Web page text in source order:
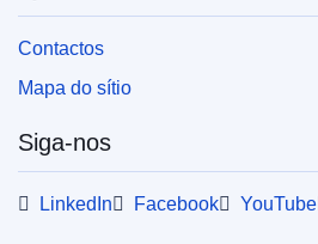
Contactos
Mapa do sítio
Siga-nos
LinkedIn Facebook YouTube